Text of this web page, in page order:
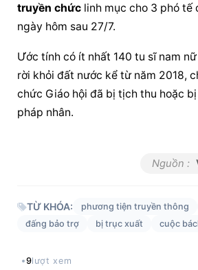
truyền chức linh mục cho 3 phó
ngày hôm sau 27/7.
Ước tính có ít nhất 140 tu sĩ nam
rời khỏi đất nước kể từ năm 2018,
chức Giáo hội đã bị tịch thu hoặc
pháp nhân.
Nguồn :
TỪ KHÓA: phương tiện truyền thông
đấng bảo trợ
bị trục xuất cuộc
9lượt xem